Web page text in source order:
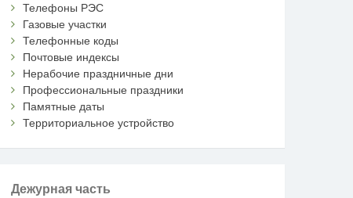
Телефоны РЭС
Газовые участки
Телефонные коды
Почтовые индексы
Нерабочие праздничные дни
Профессиональные праздники
Памятные даты
Территориальное устройство
Дежурная часть